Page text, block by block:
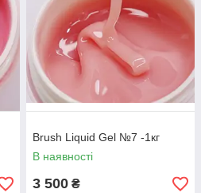
Brush Liquid Gel №7 -1кг
В наявності
3 500 ₴